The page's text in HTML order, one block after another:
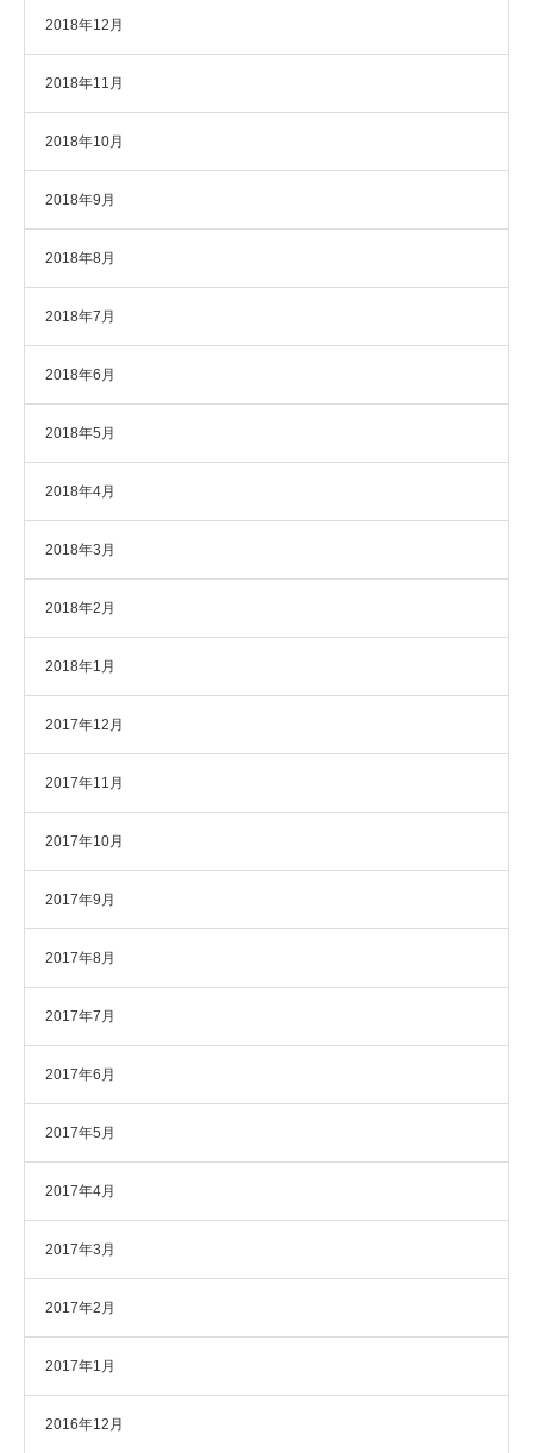
2018年12月
2018年11月
2018年10月
2018年9月
2018年8月
2018年7月
2018年6月
2018年5月
2018年4月
2018年3月
2018年2月
2018年1月
2017年12月
2017年11月
2017年10月
2017年9月
2017年8月
2017年7月
2017年6月
2017年5月
2017年4月
2017年3月
2017年2月
2017年1月
2016年12月